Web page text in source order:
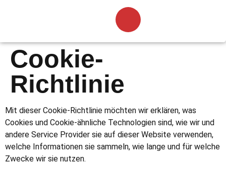
Cookie-
Richtlinie
Mit dieser Cookie-Richtlinie möchten wir erklären, was
Cookies und Cookie-ähnliche Technologien sind, wie wir und
andere Service Provider sie auf dieser Website verwenden,
welche Informationen sie sammeln, wie lange und für welche
Zwecke wir sie nutzen.